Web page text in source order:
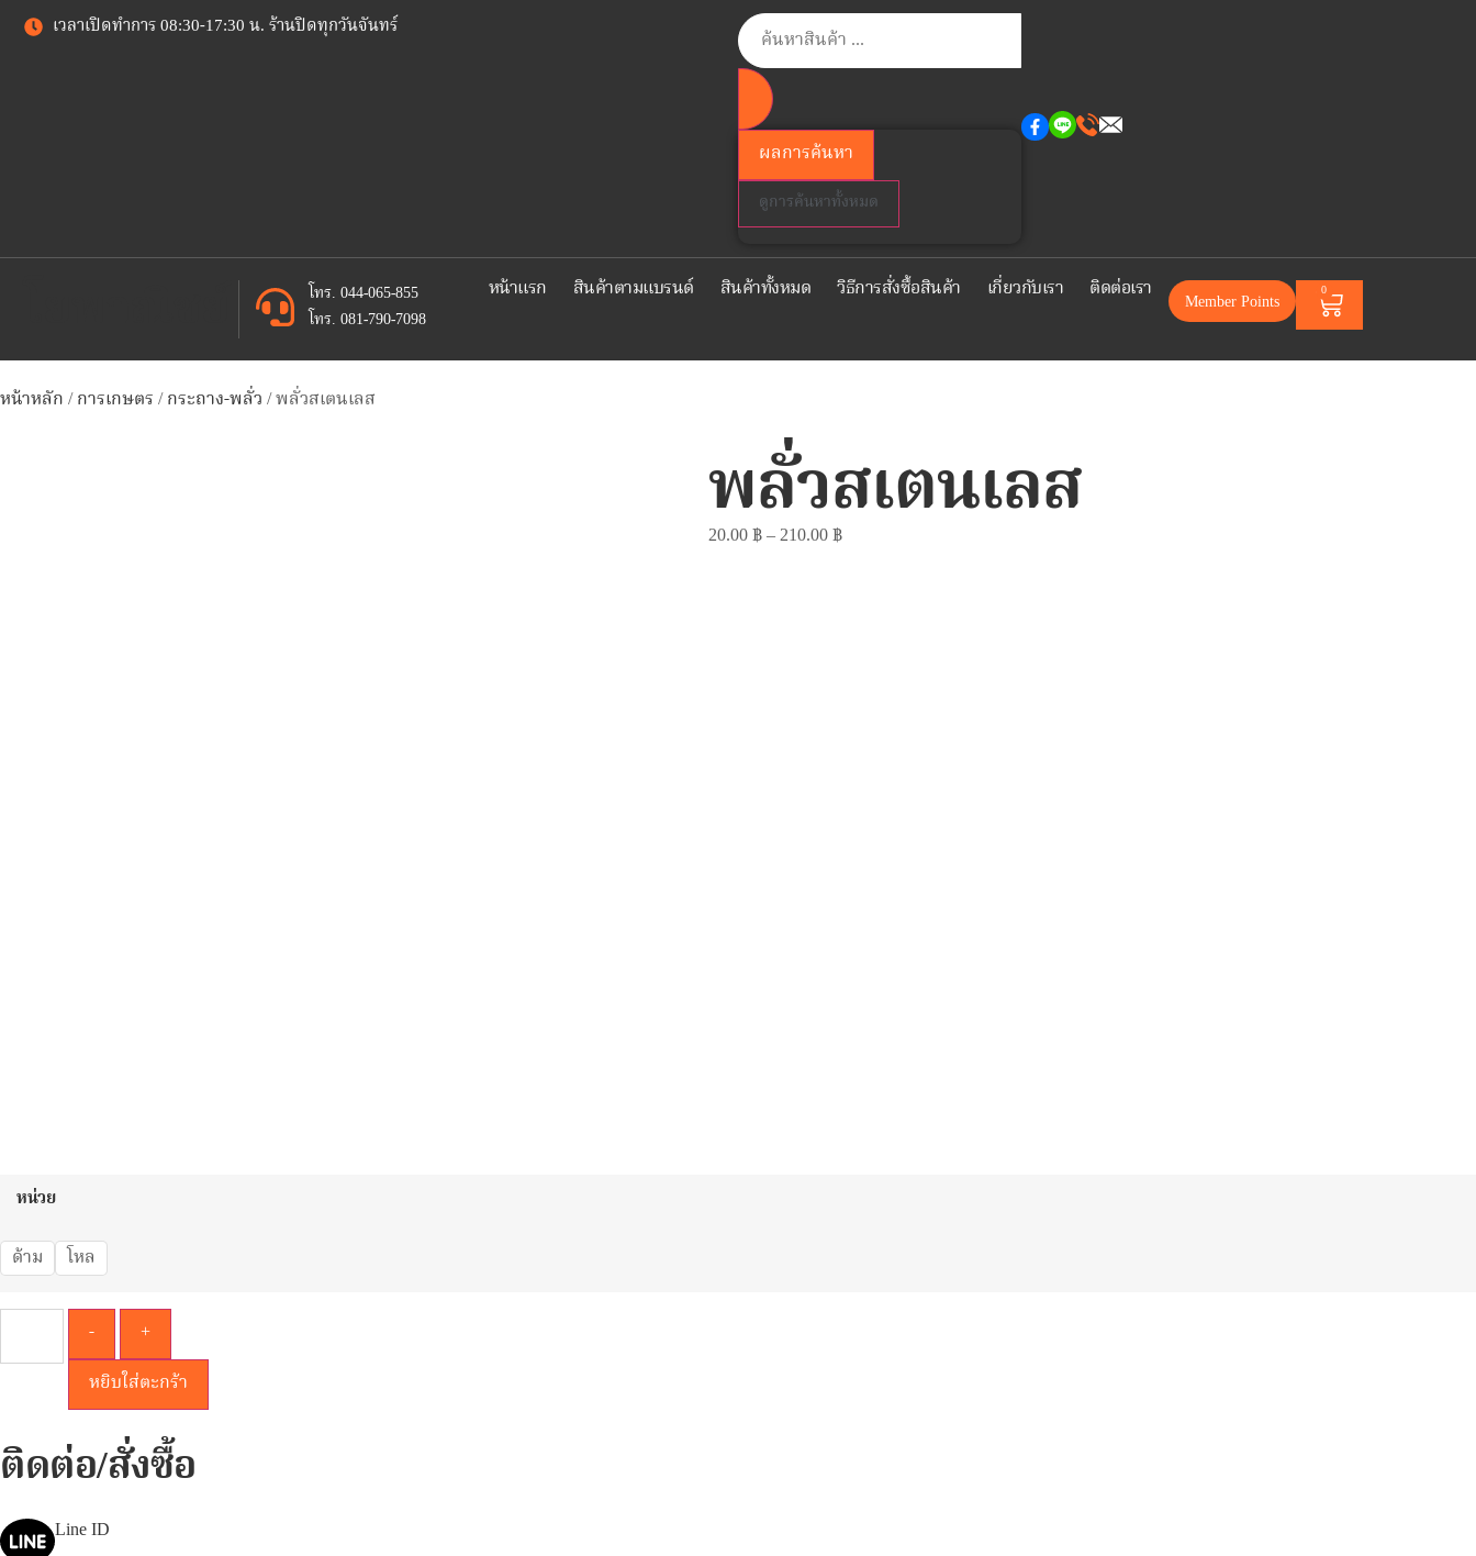
เวลาเปิดทำการ 08:30-17:30 น. ร้านปิดทุกวันจันทร์
ผลการค้นหา
ดูการค้นหาทั้งหมด
โทร. 044-065-855
โทร. 081-790-7098
หน้าแรก สินค้าตามแบรนด์ สินค้าทั้งหมด วิธีการสั่งซื้อสินค้า เกี่ยวกับเรา ติดต่อเรา Member Points 0
หน้าหลัก/การเกษตร/กระถาง-พลั่ว/ พลั่วสเตนเลส
พลั่วสเตนเลส
20.00฿–210.00฿
หน่วย
ด้าม โหล
-
+
หยิบใส่ตะกร้า
ติดต่อ/สั่งซื้อ
Line ID